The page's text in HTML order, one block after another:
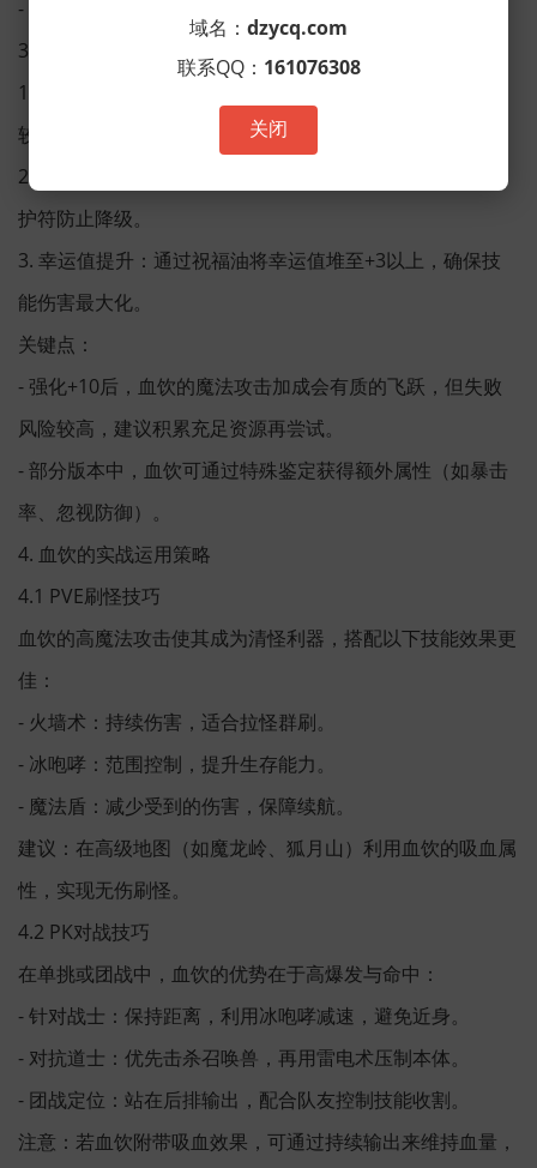
- 金币或元宝：强化过程中的必要消耗。
3.2 强化步骤与注意事项
1. 基础强化：通过铁匠铺将血饮强化至+7，此阶段成功率
较高，建议使用普通黑铁矿石。
2. 高阶突破：+7以上需消耗高品质黑铁矿，并建议使用保
护符防止降级。
3. 幸运值提升：通过祝福油将幸运值堆至+3以上，确保技
能伤害最大化。
关键点：
- 强化+10后，血饮的魔法攻击加成会有质的飞跃，但失败
风险较高，建议积累充足资源再尝试。
- 部分版本中，血饮可通过特殊鉴定获得额外属性（如暴击
率、忽视防御）。
4. 血饮的实战运用策略
4.1 PVE刷怪技巧
血饮的高魔法攻击使其成为清怪利器，搭配以下技能效果更
佳：
- 火墙术：持续伤害，适合拉怪群刷。
- 冰咆哮：范围控制，提升生存能力。
- 魔法盾：减少受到的伤害，保障续航。
建议：在高级地图（如魔龙岭、狐月山）利用血饮的吸血属
性，实现无伤刷怪。
4.2 PK对战技巧
在单挑或团战中，血饮的优势在于高爆发与命中：
- 针对战士：保持距离，利用冰咆哮减速，避免近身。
- 对抗道士：优先击杀召唤兽，再用雷电术压制本体。
- 团战定位：站在后排输出，配合队友控制技能收割。
注意：若血饮附带吸血效果，可通过持续输出来维持血量，
域名： dzycq.com
联系QQ： 161076308
关闭